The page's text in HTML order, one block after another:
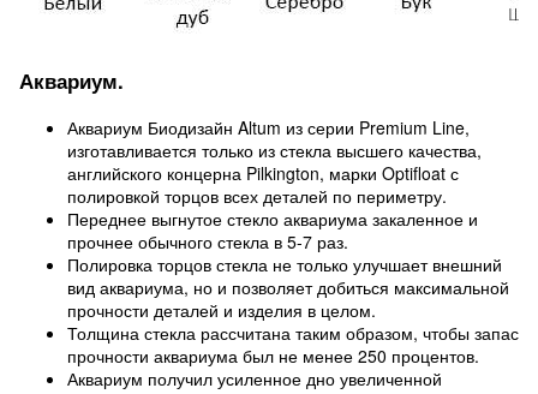
Аквариум.
Аквариум Биодизайн Altum из серии Premium Line,
изготавливается только из стекла высшего качества,
английского концерна Pilkington, марки Optifloat с
полировкой торцов всех деталей по периметру.
Переднее выгнутое стекло аквариума закаленное и
прочнее обычного стекла в 5-7 раз.
Полировка торцов стекла не только улучшает внешний
вид аквариума, но и позволяет добиться максимальной
прочности деталей и изделия в целом.
Толщина стекла рассчитана таким образом, чтобы запас
прочности аквариума был не менее 250 процентов.
Аквариум получил усиленное дно увеличенной